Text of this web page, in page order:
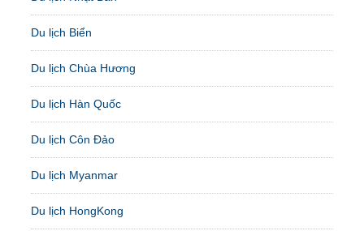
Du lịch Biển
Du lịch Chùa Hương
Du lịch Hàn Quốc
Du lịch Côn Đảo
Du lịch Myanmar
Du lịch HongKong